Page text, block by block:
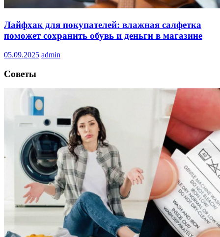
Лайфхак для покупателей: влажная салфетка
поможет сохранить обувь и деньги в магазине
05.09.2025 admin
Советы